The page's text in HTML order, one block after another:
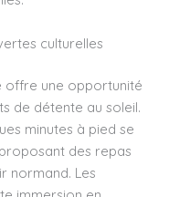
culturelles
offre une opportunité
de détente au soleil.
minutes à pied se
des repas
normand. Les